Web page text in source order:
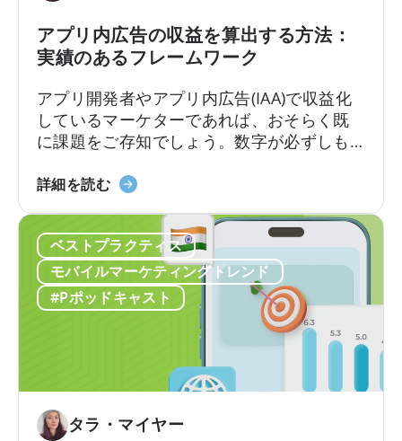
イ
ル
ー
ザ
ー
得
り
方
を
再
て
い
ー
タ
を
直
接
ク
リ
アプリ内広告の収益を算出する方法：
実績のあるフレームワーク
アプリ開発者やアプリ内広告(IAA)で収益化
しているマーケターであれば、おそらく既
に課題をご存知でしょう。数字が必ずしも
るにはどうすればよいのでしょうか？ある
示されるのに、別のダッシュボードでは4万
8千ドルと表示されるかもしれません。広告
メディエーションプラットフォームは1つの
数字を報告しますが、広告…
詳細を読む「ア
内
広
告
の
算
方
ベストプラクティス
モバイルマーケティングトレンド
#Pポッドキャスト
タラ・マイヤー